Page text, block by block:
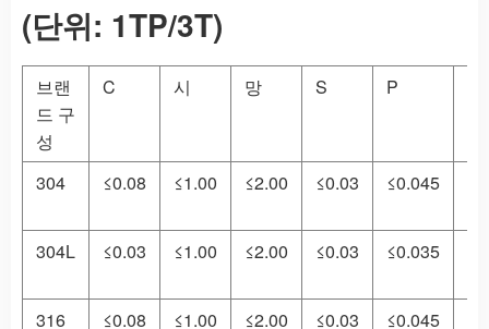
(단위: 1TP/3T)
브랜
드 구
성
C 시 망 S P
304 ≤0.08 ≤1.00 ≤2.00 ≤0.03 ≤0.045
304L
≤0.03 ≤1.00 ≤2.00 ≤0.03 ≤0.035
316
≤0.08 ≤1.00 ≤2.00 ≤0.03 ≤0.045